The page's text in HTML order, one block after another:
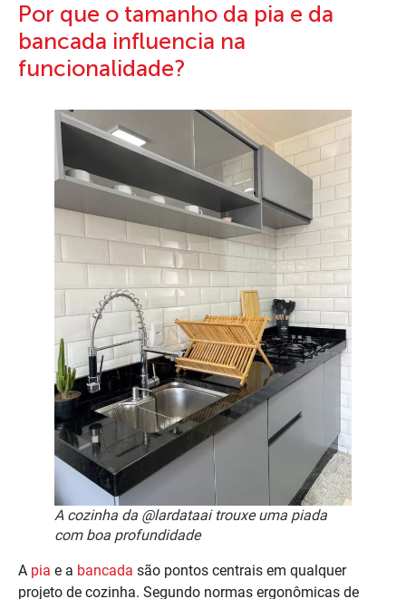
Por que o tamanho da pia e da
bancada influencia na
funcionalidade?
A cozinha da @lardataai trouxe uma piada
com boa profundidade
A pia e a bancada são pontos centrais em qualquer
projeto de cozinha. Segundo normas ergonômicas de